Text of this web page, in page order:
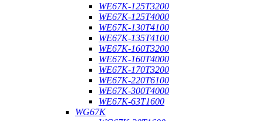
WE67K-125T3200
WE67K-125T4000
WE67K-130T4100
WE67K-135T4100
WE67K-160T3200
WE67K-160T4000
WE67K-170T3200
WE67K-220T6100
WE67K-300T4000
WE67K-63T1600
WG67K